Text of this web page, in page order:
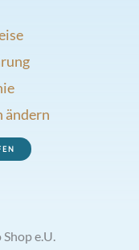
ändern
e.U.